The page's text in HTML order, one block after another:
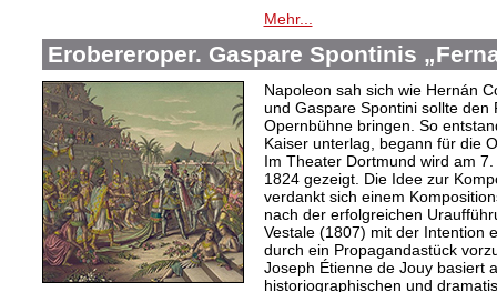
Mehr...
Erobereroper. Gaspare Spontinis
Napoleon sah sich wie Hernán
und Gaspare Spontini sollte den
Opernbühne bringen. So
Kaiser unterlag, begann für die
Im Theater Dortmund wird am
1824 gezeigt. Die Idee zur
verdankt sich einem
nach der erfolgreichen
Vestale (1807) mit der Intention
durch ein Propagandastück
Joseph Étienne de Jouy basiert
historiographischen und